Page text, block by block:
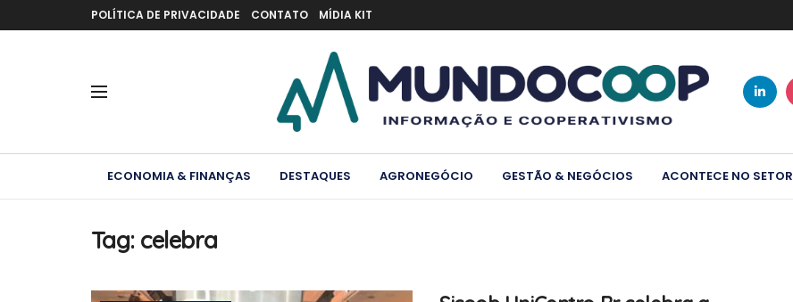
POLÍTICA DE PRIVACIDADE CONTATO MÍDIA KIT
ECONOMIA & FINANÇAS DESTAQUES AGRONEGÓCIO GESTÃO & NEGÓCIOS ACONTECE NO SETOR
Tag: celebra